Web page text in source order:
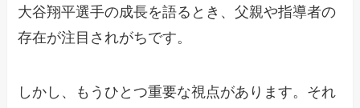
大谷翔平選手の成長を語るとき、父親や指導者の
存在が注目されがちです。
しかし、もうひとつ重要な視点があります。それ